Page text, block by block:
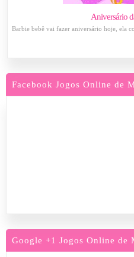
Aniversário
Barbie bebê vai fazer aniversário hoje, ela
Facebook Jogos Online de
Google +1 Jogos Online de